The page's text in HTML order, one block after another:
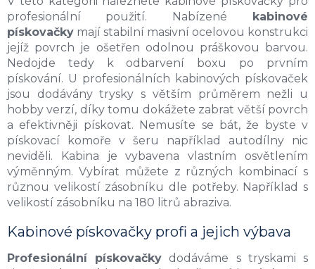
l
d
a
c
í
p
r
v
k
y
v
ý
p
i
s
profesionální použití. Nabízené kabinové
pískovačky mají stabilní masivní ocelovou konstrukci
jejíž povrch je ošetřen odolnou práškovou barvou.
Nedojde tedy k odbarvení boxu po prvním
pískování. U profesionálních kabinových pískovaček
jsou dodávány trysky s větším průměrem nežli u
hobby verzí, díky tomu dokážete zabrat větší povrch
a efektivněji pískovat. Nemusíte se bát, že byste v
pískovací komoře v šeru například autodílny nic
neviděli. Kabina je vybavena vlastním osvětlením
výměnným. Vybírat můžete z různých kombinací s
různou velikostí zásobníku dle potřeby. Například s
velikostí zásobníku na 180 litrů abraziva.
Kabinové pískovačky profi a jejich výbava
Profesionální pískovačky dodáváme s tryskami s